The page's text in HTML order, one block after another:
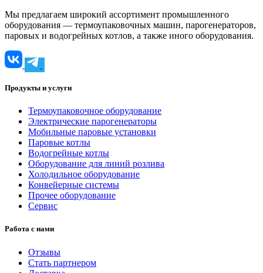
Мы предлагаем широкий ассортимент промышленного
оборудования — термоупаковочных машин, парогенераторов,
паровых и водогрейных котлов, а также иного оборудования.
Продукты и услуги
Термоупаковочное оборудование
Электрические парогенераторы
Мобильные паровые установки
Паровые котлы
Водогрейные котлы
Оборудование для линий розлива
Холодильное оборудование
Конвейерные системы
Прочее оборудование
Сервис
Работа с нами
Отзывы
Стать партнером